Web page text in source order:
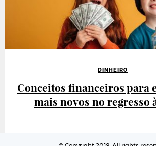
DINHEIRO
Conceitos financeiros para
mais novos no regresso